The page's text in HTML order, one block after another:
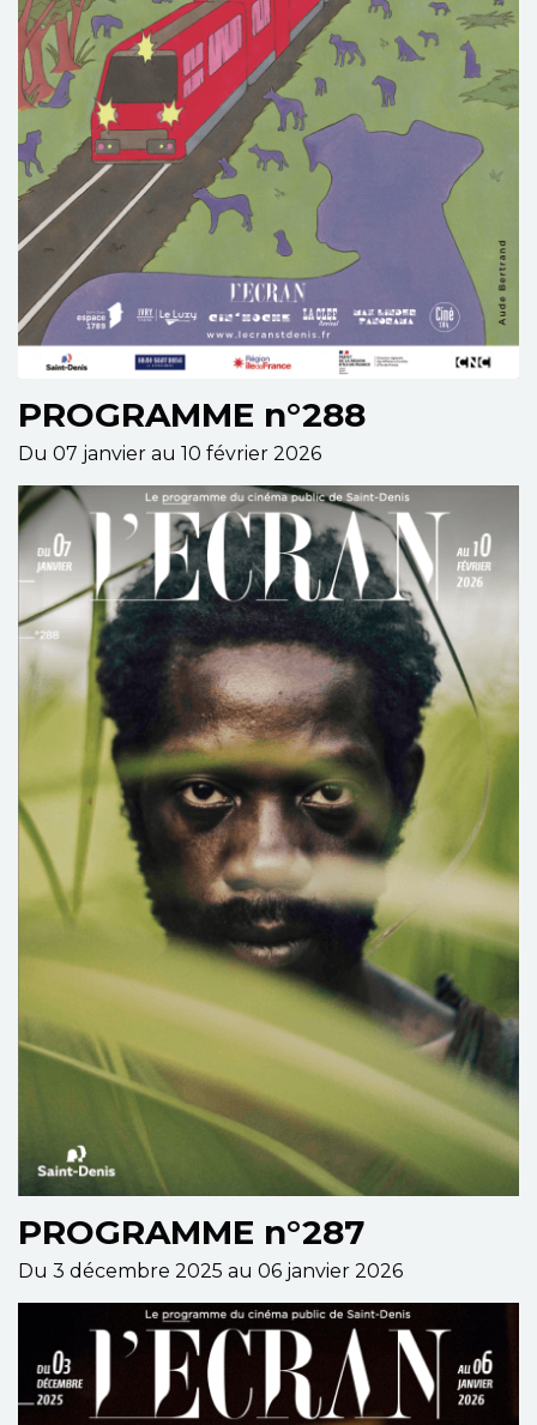
PROGRAMME n°288
Du 07 janvier au 10 février 2026
PROGRAMME n°287
Du 3 décembre 2025 au 06 janvier 2026